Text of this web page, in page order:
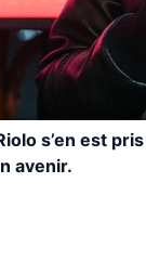
s’en est
avenir.